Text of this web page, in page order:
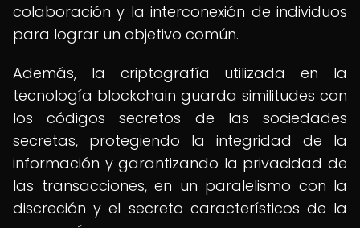
colaboración y la interconexión de individuos
para lograr un objetivo común.
Además, la criptografía utilizada en la
tecnología blockchain guarda similitudes con
los códigos secretos de las sociedades
secretas, protegiendo la integridad de la
información y garantizando la privacidad de
las transacciones, en un paralelismo con la
discreción y el secreto característicos de la